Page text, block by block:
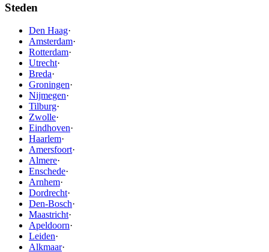
Steden
Den Haag·
Amsterdam·
Rotterdam·
Utrecht·
Breda·
Groningen·
Nijmegen·
Tilburg·
Zwolle·
Eindhoven·
Haarlem·
Amersfoort·
Almere·
Enschede·
Arnhem·
Dordrecht·
Den-Bosch·
Maastricht·
Apeldoorn·
Leiden·
Alkmaar·